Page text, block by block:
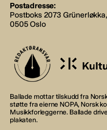
Postadresse:
Postboks 2073 Grünerløkka,
0505 Oslo
Ballade mottar tilskudd fra
støtte fra eierne NOPA, Norsk
Musikkforleggerne. Ballade
plakaten.